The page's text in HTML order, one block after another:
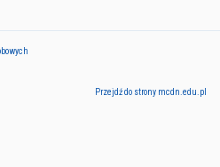
Przejdź do strony mcdn.edu.pl